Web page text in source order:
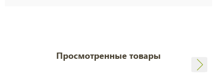
Просмотренные товары